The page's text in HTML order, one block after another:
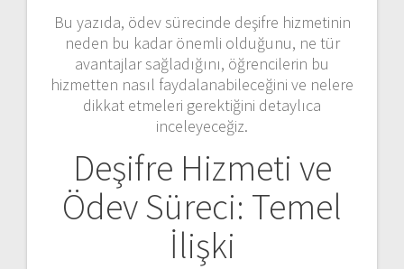
Bu yazıda, ödev sürecinde deşifre hizmetinin
neden bu kadar önemli olduğunu, ne tür
avantajlar sağladığını, öğrencilerin bu
hizmetten nasıl faydalanabileceğini ve nelere
dikkat etmeleri gerektiğini detaylıca
inceleyeceğiz.
Deşifre Hizmeti ve
Ödev Süreci: Temel
İlişki